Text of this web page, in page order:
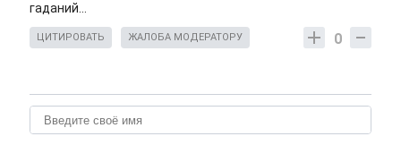
гаданий...
0
ЦИТИРОВАТЬ ЖАЛОБА МОДЕРАТОРУ